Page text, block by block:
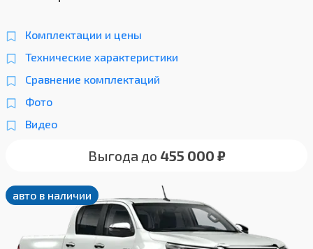
Комплектации и цены
Технические характеристики
Сравнение комплектаций
Фото
Видео
Выгода до 455 000 ₽
авто в наличии